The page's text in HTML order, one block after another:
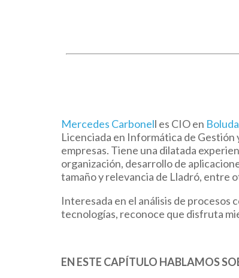
Mercedes Carbonell es CIO en
Licenciada en Informática de Gestión
empresas. Tiene una dilatada
organización, desarrollo de
tamaño y relevancia de Lladró, entre
Interesada en el análisis de procesos
tecnologías, reconoce que disfruta
EN ESTE CAPÍTULO HABLAMOS